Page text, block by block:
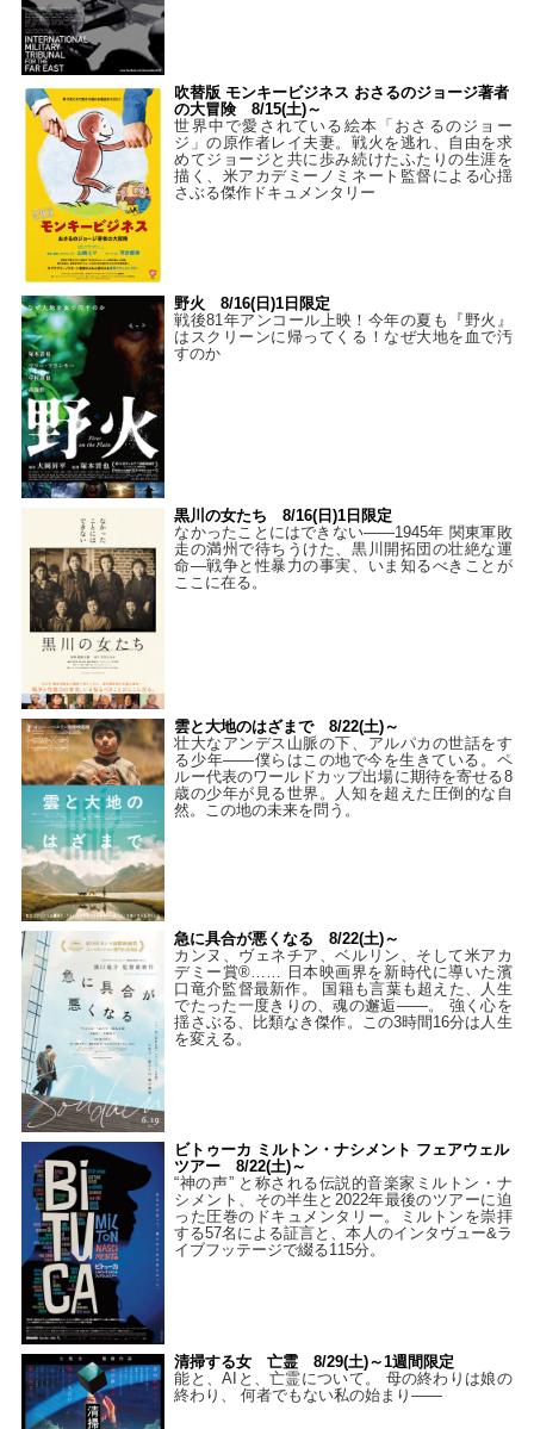
吹替版 モンキービジネス おさるのジョージ著者
の大冒険 8/15(土)～
世界中で愛されている絵本「おさるのジョー
ジ」の原作者レイ夫妻。戦火を逃れ、自由を求
めてジョージと共に歩み続けたふたりの生涯を
描く、米アカデミーノミネート監督による心揺
さぶる傑作ドキュメンタリー
野火 8/16(日)1日限定
戦後81年アンコール上映！今年の夏も『野火』
はスクリーンに帰ってくる！なぜ大地を血で汚
すのか
黒川の女たち 8/16(日)1日限定
なかったことにはできない——1945年 関東軍敗
走の満州で待ちうけた、黒川開拓団の壮絶な運
命―戦争と性暴力の事実、いま知るべきことが
ここに在る。
雲と大地のはざまで 8/22(土)～
壮大なアンデス山脈の下、アルパカの世話をす
る少年――僕らはこの地で今を生きている。ペ
ルー代表のワールドカップ出場に期待を寄せる8
歳の少年が見る世界。人知を超えた圧倒的な自
然。この地の未来を問う。
急に具合が悪くなる 8/22(土)～
カンヌ、ヴェネチア、ベルリン、そして米アカ
デミー賞®…… 日本映画界を新時代に導いた濱
口竜介監督最新作。 国籍も言葉も超えた、人生
でたった一度きりの、魂の邂逅――。 強く心を
揺さぶる、比類なき傑作。この3時間16分は人生
を変える。
ビトゥーカ ミルトン・ナシメント フェアウェル
ツアー 8/22(土)～
“神の声” と称される伝説的音楽家ミルトン・ナ
シメント、その半生と2022年最後のツアーに迫
った圧巻のドキュメンタリー。ミルトンを崇拝
する57名による証言と、本人のインタヴュー&ラ
イブフッテージで綴る115分。
清掃する女 亡霊 8/29(土)～1週間限定
能と、AIと、亡霊について。 母の終わりは娘の
終わり、 何者でもない私の始まり――